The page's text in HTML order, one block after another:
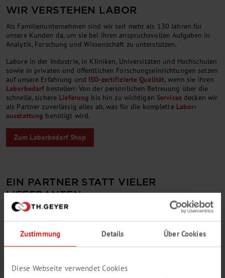
Zustimmung Details Über Cookies
Diese Webseite verwendet Cookies
WIR VERSTEHEN LABOR
Als Familienunternehmen sind wir seit mehr als 130 Jahren für
unsere Kunden da, um sie bei ihren anspruchsvollen Aufgaben in
Analytik, Forschung und Wissenschaft zu unterstützen.
Labore in der Industrie, in Kliniken, Universitäten und Hochschulen
sowie in privaten und öffentlichen Forschung­seinrich­tungen setzen
auf unsere Erfahrung und ISO-zertifi­zierte Qualität,wenn sie ihren
Laborbedarf bestellen: Von der persönli­chen Betreu­ung über die
schnelle, sichere Liefer­ung bis hin zu wich­tigen Services decken wir
als Partner zuver­lässig alles ab, was für die komplette Labor­
ausstattung benötigt wird.
Zum Laborbedarf Shop
EIN PARTNER STATT VIELER
LIEFERANTEN
Das macht den Laboreinkauf einfach und senkt die
Transaktionskosten. Denn unser Port­folio mit rund 2 Mio. Artikeln
von mehr als 1.100 Herstellern und Marken
lässt keine Wünsche
offen.Laborverbrauchsmaterial, Laborgeräte,
Life Science Produkte,
Labormöbel– bei Th. Geyer finden Sie alles, das gilt natürlich auch,